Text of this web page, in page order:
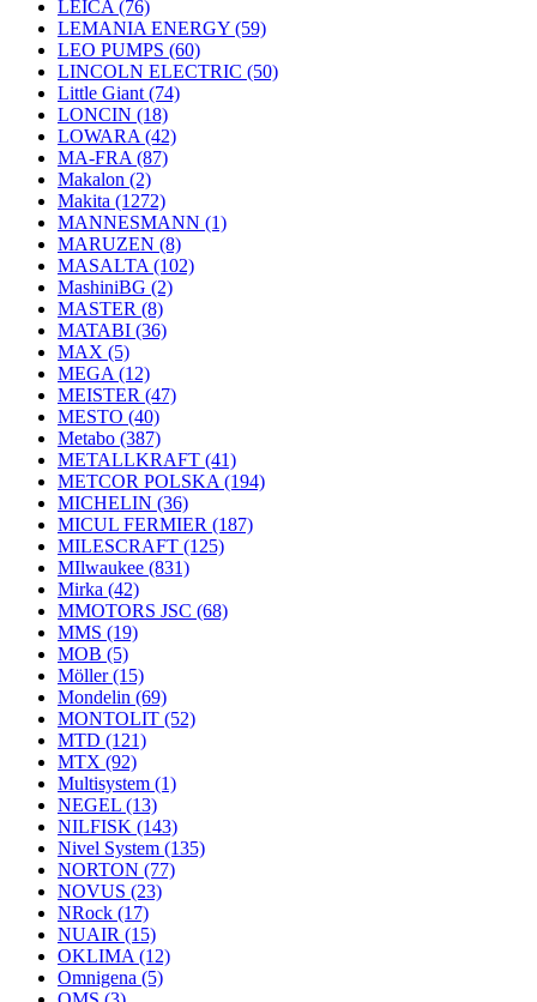
LEICA (76)
LEMANIA ENERGY (59)
LEO PUMPS (60)
LINCOLN ELECTRIC (50)
Little Giant (74)
LONCIN (18)
LOWARA (42)
MA-FRA (87)
Makalon (2)
Makita (1272)
MANNESMANN (1)
MARUZEN (8)
MASALTA (102)
MashiniBG (2)
MASTER (8)
MATABI (36)
MAX (5)
MEGA (12)
MEISTER (47)
MESTO (40)
Metabo (387)
METALLKRAFT (41)
METCOR POLSKA (194)
MICHELIN (36)
MICUL FERMIER (187)
MILESCRAFT (125)
MIlwaukee (831)
Mirka (42)
MMOTORS JSC (68)
MMS (19)
MOB (5)
Möller(15)
Mondelin (69)
MONTOLIT (52)
MTD (121)
MTX (92)
Multisystem (1)
NEGEL (13)
NILFISK (143)
Nivel System (135)
NORTON (77)
NOVUS (23)
NRock (17)
NUAIR (15)
OKLIMA (12)
Omnigena (5)